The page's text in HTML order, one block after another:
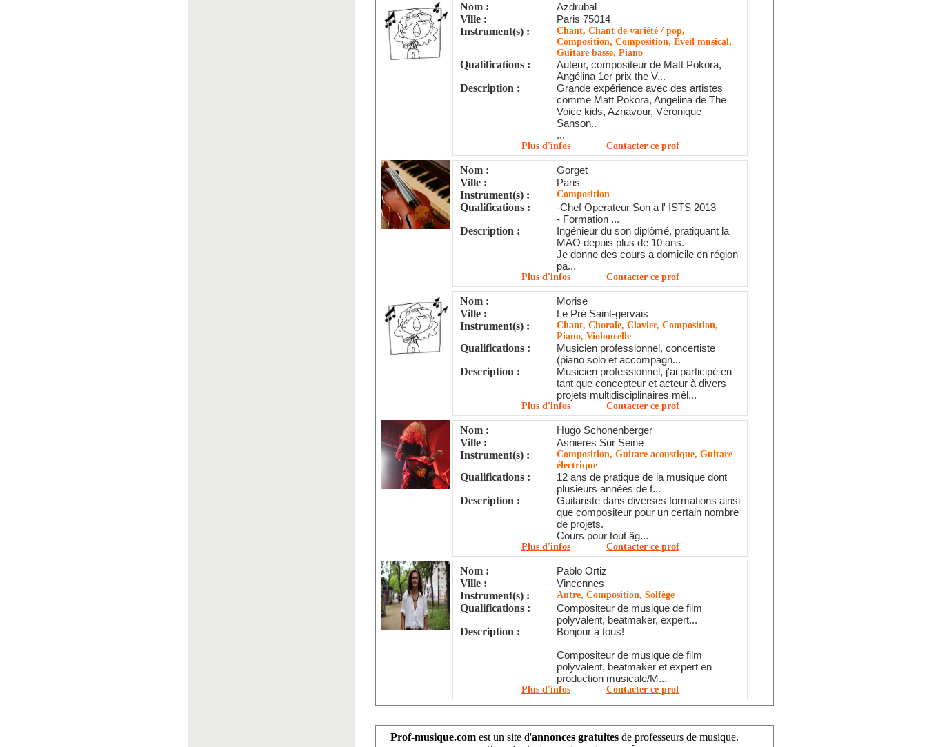
Nom :
Azdrubal
Ville :
Paris 75014
Instrument(s) :
Chant, Chant de variété / pop,
Composition, Composition, Éveil musical,
Guitare basse, Piano
Qualifications :
Auteur, compositeur de Matt Pokora,
Angélina 1er prix the V...
Description :
Grande expérience avec des artistes
comme Matt Pokora, Angelina de The
Voice kids, Aznavour, Véronique
Sanson..
...
Plus d'infos Contacter ce prof
Nom :
Gorget
Ville :
Paris
Instrument(s) :
Composition
Qualifications :
-Chef Operateur Son a l' ISTS 2013
- Formation ...
Description :
Ingénieur du son diplômé, pratiquant la
MAO depuis plus de 10 ans.
Je donne des cours a domicile en région
pa...
Plus d'infos Contacter ce prof
Nom :
Morise
Ville :
Le Pré Saint-gervais
Instrument(s) :
Chant, Chorale, Clavier, Composition,
Piano, Violoncelle
Qualifications :
Musicien professionnel, concertiste
(piano solo et accompagn...
Description :
Musicien professionnel, j'ai participé en
tant que concepteur et acteur à divers
projets multidisciplinaires mêl...
Plus d'infos Contacter ce prof
Nom :
Hugo Schonenberger
Ville :
Asnieres Sur Seine
Instrument(s) :
Composition, Guitare acoustique, Guitare
électrique
Qualifications :
12 ans de pratique de la musique dont
plusieurs années de f...
Description :
Guitariste dans diverses formations ainsi
que compositeur pour un certain nombre
de projets.
Cours pour tout âg...
Plus d'infos Contacter ce prof
Nom :
Pablo Ortiz
Ville :
Vincennes
Instrument(s) :
Autre, Composition, Solfège
Qualifications :
Compositeur de musique de film
polyvalent, beatmaker, expert...
Description :
Bonjour à tous!
Compositeur de musique de film
polyvalent, beatmaker et expert en
production musicale/M...
Plus d'infos Contacter ce prof
Prof-musique.com est un site d'annonces gratuites de professeurs de musique.